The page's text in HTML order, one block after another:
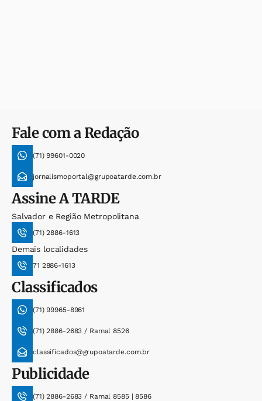
Fale com a Redação
(71) 99601-0020
jornalismoportal@grupoatarde.com.br
AssineA TARDE
Salvador e Região Metropolitana
(71) 2886-1613
Demais localidades
71 2886-1613
Classificados
(71) 99965-8961
(71) 2886-2683 / Ramal 8526
classificados@grupoatarde.com.br
Publicidade
(71) 2886-2683 / Ramal 8585 | 8586